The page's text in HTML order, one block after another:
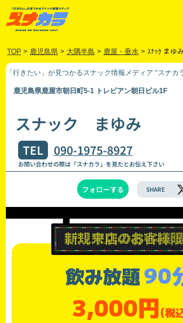
TOP > 鹿児島県 > 大隅半島 > 鹿屋・垂水 > ｽﾅｯｸ まゆみ
「行きたい」が見つかるスナック情報メディア “スナカ
鹿児島県鹿屋市朝日町5-1 トレビアン朝日ビル1F
スナック まゆみ
TEL 090-1975-8927
お問い合わせの際は「スナカラ」を見たとお伝え下さい
フォローする SHARE
飲み放題90
3,000円(税